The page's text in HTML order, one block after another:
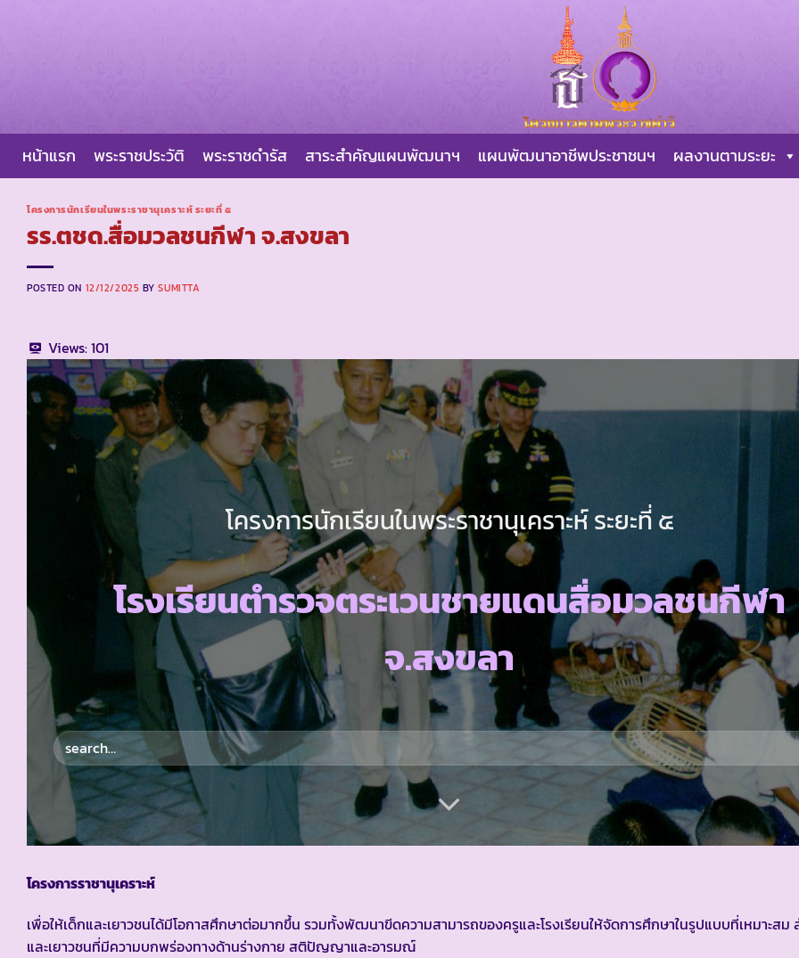
หน้าแรก พระราชประวัติ พระราชดำรัส สาระสำคัญแผนพัฒนาฯ แผนพัฒนาอาชีพประชาชนฯ ผลงานตามระยะ
โครงการนักเรียนในพระราชานุเคราะห์ ระยะที่ ๕
รร.ตชด.สื่อมวลชนกีฬา จ.สงขลา
POSTED ON 12/12/2025 BYSUMITTA
Views:101
โครงการนักเรียนในพระราชานุเคราะห์ ระยะที่ ๕
โรงเรียนตำรวจตระเวนชายแดนสื่อมวลชนกีฬา
จ.สงขลา
โครงการราชานุเคราะห์
เพื่อให้เด็กและเยาวชนได้มีโอกาสศึกษาต่อมากขึ้น รวมทั้งพัฒนาขีดความสามารถของครูและโรงเรียนให้จัดการศึกษาในรูปแบบที่เหมาะสม
และเยาวชนที่มีความบกพร่องทางด้านร่างกาย สติปัญญาและอารมณ์